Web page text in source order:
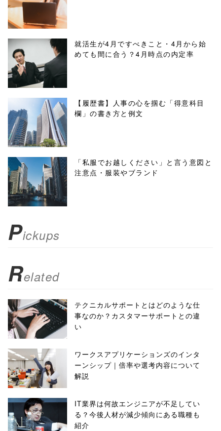
line10
/1074688"
onclick="windo
w.open(this.hre
f, 'Gwindow',
'width=550,
height=450,
menubar=no,
toolbar=no,
scrollbars=yes'
false;"> シェア
就活生が4月ですべきこと・4月から始
めても間に合う？4月時点の内定率
【履歴書】人事の心を掴む「得意科目
欄」の書き方と例文
「私服でお越しください」と言う意図と
注意点・服装やブランド
Pickups
Related
テクニカルサポートとはどのような仕
事なのか？カスタマーサポートとの違
い
ワークスアプリケーションズのインタ
ーンシップ｜倍率や選考内容について
解説
IT業界は何故エンジニアが不足してい
る？今後人材が減少傾向にある職種も
紹介